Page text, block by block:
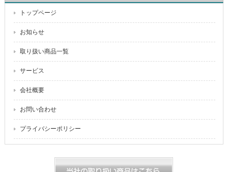
トップページ
お知らせ
取り扱い商品一覧
サービス
会社概要
お問い合わせ
プライバシーポリシー